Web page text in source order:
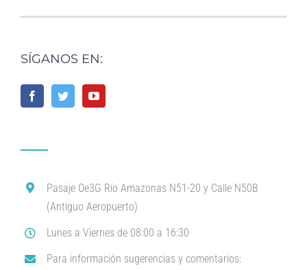
SÍGANOS EN:
Pasaje Oe3G Río Amazonas N51-20 y Calle N50B
(Antiguo Aeropuerto)
Lunes a Viernes de 08:00 a 16:30
Para información sugerencias y comentarios: